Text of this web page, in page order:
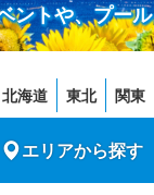
ントや、プー
北海道 東北 関東
エリアから探す